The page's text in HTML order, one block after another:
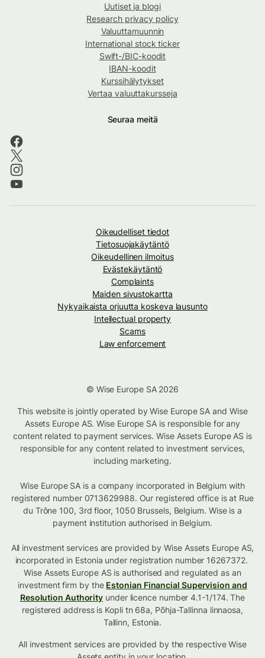
Uutiset ja blogi
Research privacy policy
Valuuttamuunnin
International stock ticker
Swift-/BIC-koodit
IBAN-koodit
Kurssihälytykset
Vertaa valuuttakursseja
Seuraa meitä
Oikeudelliset tiedot
Tietosuojakäytäntö
Oikeudellinen ilmoitus
Evästekäytäntö
Complaints
Maiden sivustokartta
Nykyaikaista orjuutta koskeva lausunto
Intellectual property
Scams
Law enforcement
© Wise Europe SA 2026
This website is jointly operated by Wise Europe SA and Wise
Assets Europe AS. Wise Europe SA is responsible for any
content related to payment services. Wise Assets Europe AS is
responsible for any content related to investment services,
including marketing.
Wise Europe SA is a company incorporated in Belgium with
registered number 0713629988. Our registered office is at Rue
du Trône 100, 3rd floor, 1050 Brussels, Belgium. Wise is a
payment institution authorised in Belgium.
All investment services are provided by Wise Assets Europe AS,
incorporated in Estonia under registration number 16267372.
Wise Assets Europe AS is authorised and regulated as an
investment firm by the Estonian Financial Supervision and
Resolution Authority under licence number 4.1-1/174. The
registered address is Kopli tn 68a, Põhja-Tallinna linnaosa,
Tallinn, Estonia.
All investment services are provided by the respective Wise